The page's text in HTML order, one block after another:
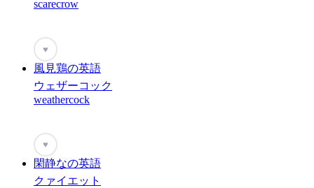
scarecrow
♥
風見鶏の英語
ウェザーコック
weathercock
♥
閑静なの英語
クァイエット